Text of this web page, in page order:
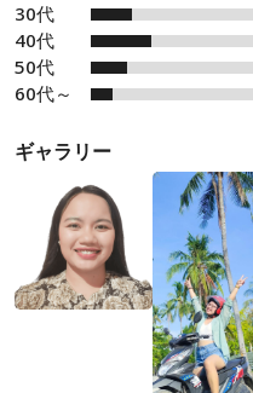
30代
40代
50代
60代～
ギャラリー